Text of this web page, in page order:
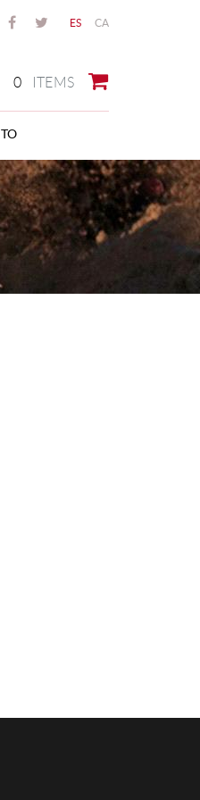
ES CA
0 ITEMS